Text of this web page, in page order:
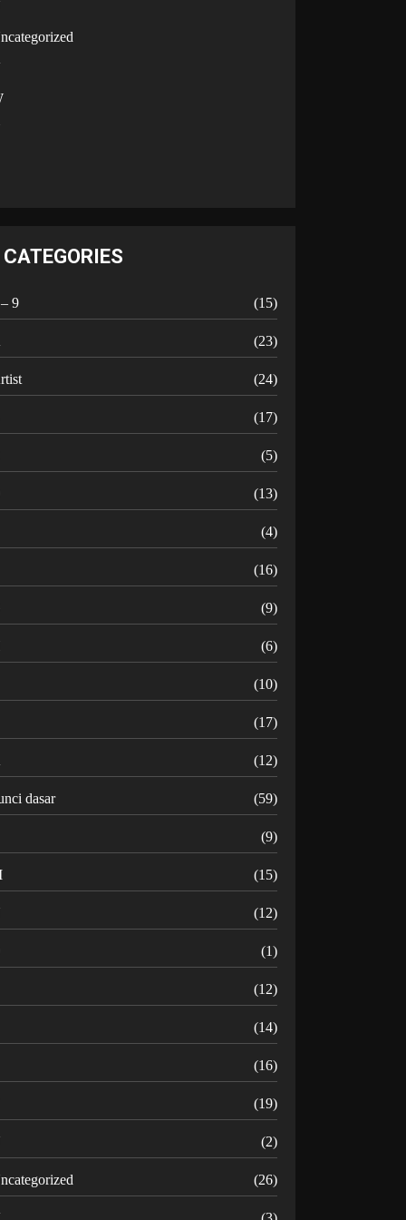
CATEGORIES
9 (15)
(23)
(24)
(17)
(5)
(13)
(4)
(16)
(9)
(6)
(10)
(17)
(12)
dasar (59)
(9)
(15)
(12)
(1)
(12)
(14)
(16)
(19)
(2)
(26)